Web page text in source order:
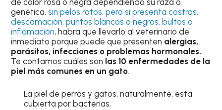
de color rosa o negra dependiendo su raza o
genética,sin pelos rotos, pero si presenta costras,
descamación, puntos blancos o negros, bultos o
inflamación, habrá que llevarlo al veterinario de
inmediato porque puede que presenten alergias,
parásitos, infecciones o problemas hormonales.
Te contamos cuáles son las 10 enfermedades de la
piel más comunes en un gato.
La piel de perros y gatos, naturalmente, está
cubierta por bacterias.